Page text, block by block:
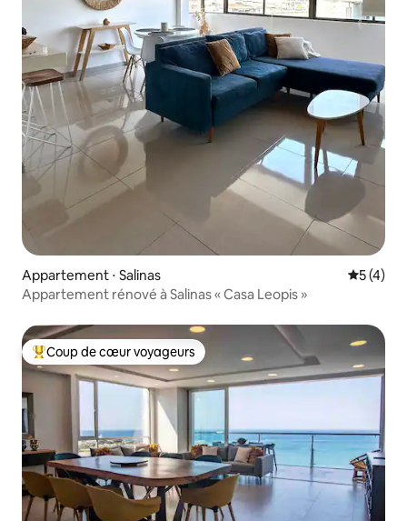
Appartement ⋅ Salinas
5 (4)
Appartement rénové à Salinas « Casa Leopis »
Coups de cœur voyageurs les plus appréciés
Coup de cœur voyageurs